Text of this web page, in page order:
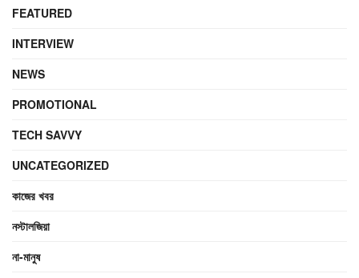
FEATURED
INTERVIEW
NEWS
PROMOTIONAL
TECH SAVVY
UNCATEGORIZED
কাজের খবর
নস্টালজিয়া
না-মানুষ